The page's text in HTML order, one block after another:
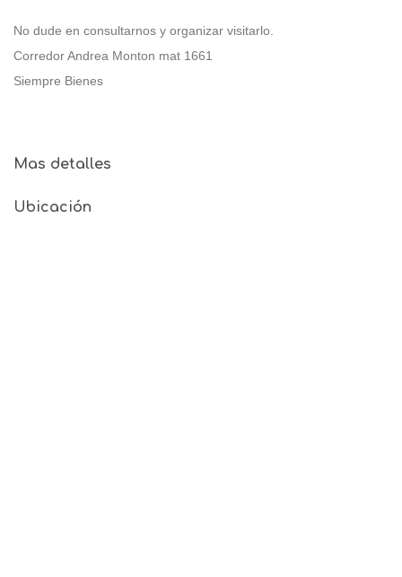
No dude en consultarnos y organizar visitarlo.
Corredor Andrea Monton mat 1661
Siempre Bienes
Mas detalles
Ubicación